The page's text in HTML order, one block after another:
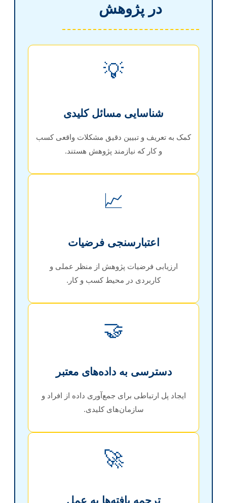
در پژوهش
💡
شناسایی مسائل کلیدی
کمک به تعریف و تبیین دقیق مشکلات واقعی کسب
و کار که نیازمند پژوهش هستند.
📈
اعتبارسنجی فرضیات
ارزیابی فرضیات پژوهش از منظر عملی و
کاربردی در محیط کسب و کار.
🤝
دسترسی به داده‌های معتبر
ایجاد پل ارتباطی برای جمع‌آوری داده از افراد و
سازمان‌های کلیدی.
🚀
ترجمه یافته‌ها به عمل